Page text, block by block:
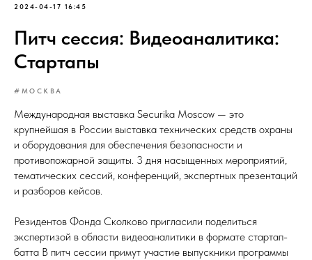
2024-04-17 16:45
Питч сессия: Видеоаналитика:
Стартапы
#МОСКВА
Международная выставка Securika Moscow — это
крупнейшая в России выставка технических средств охраны
и оборудования для обеспечения безопасности и
противопожарной защиты. 3 дня насыщенных мероприятий,
тематических сессий, конференций, экспертных презентаций
и разборов кейсов.
Резидентов Фонда Сколково пригласили поделиться
экспертизой в области видеоаналитики в формате стартап-
батта В питч сессии примут участие выпускники программы